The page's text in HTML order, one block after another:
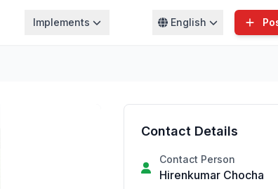
Implements English
Contact Details
Contact Person
Hirenkumar Chocha